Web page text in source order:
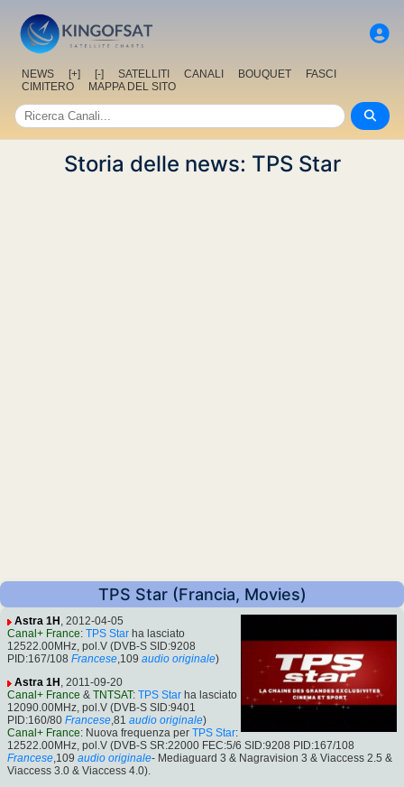
NEWS [+] [-] SATELLITI CANALI BOUQUET
FASCI
CIMITERO
MAPPA DEL SITO
Storia delle news: TPS Star
TPS Star (Francia, Movies)
Astra 1H , 2012-04-05
Canal+ France: TPS Star ha lasciato
12522.00MHz, pol.V (DVB-S SID:9208
PID:167/108 Francese,109 audio originale)
Astra 1H , 2011-09-20
Canal+ France & TNTSAT: TPS Star ha lasciato
12090.00MHz, pol.V (DVB-S SID:9401
PID:160/80 Francese,81 audio originale)
Canal+ France: Nuova frequenza per TPS Star:
12522.00MHz, pol.V (DVB-S SR:22000 FEC:5/6 SID:9208 PID:167/108
Francese,109 audio originale- Mediaguard 3 & Nagravision 3 & Viaccess 2.5 &
Viaccess 3.0 & Viaccess 4.0).